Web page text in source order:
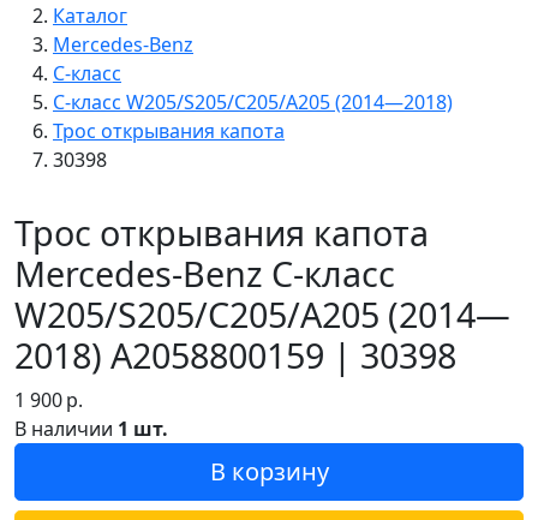
Каталог
Mercedes-Benz
C-класс
C-класс W205/S205/C205/A205 (2014—2018)
Трос открывания капота
30398
Трос открывания капота
Mercedes-Benz C-класс
W205/S205/C205/A205 (2014—
2018) A2058800159 | 30398
1 900р.
В наличии 1 шт.
В корзину